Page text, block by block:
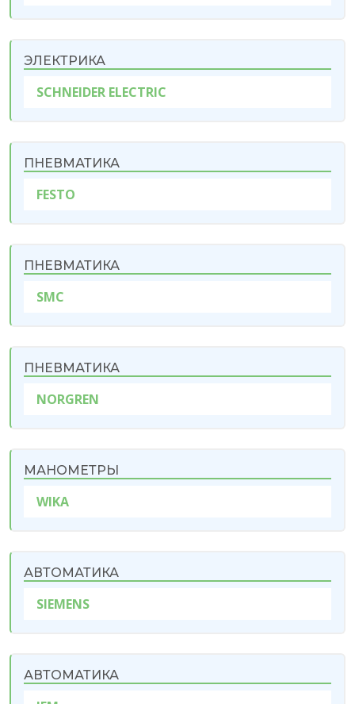
ЭЛЕКТРИКА
SCHNEIDER ELECTRIC
ПНЕВМАТИКА
FESTO
ПНЕВМАТИКА
SMC
ПНЕВМАТИКА
NORGREN
МАНОМЕТРЫ
WIKA
АВТОМАТИКА
SIEMENS
АВТОМАТИКА